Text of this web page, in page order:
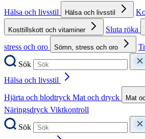
Hälsa och livsstil
Hälsa och livsstil
Kosttillskott och vitaminer Sluta röka
stress och oro
Sömn, stress och oro
Sök
Hälsa och livsstil
Hjärta och blodtryck Mat och dryck Mat
Näringsdryck Viktkontroll
Sök